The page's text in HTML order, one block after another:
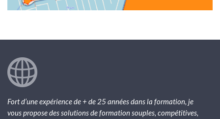
Fort d’une expérience de + de 25 années dans la formation, je
vous propose des solutions de formation souples, compétitives,